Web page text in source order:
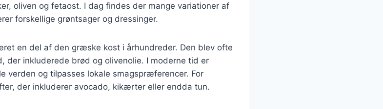
oliven og fetaost. I dag findes der mange variationer af
forskellige grøntsager og dressinger.
en del af den græske kost i århundreder. Den blev ofte
der inkluderede brød og olivenolie. I moderne tid er
verden og tilpasses lokale smagspræferencer. For
der inkluderer avocado, kikærter eller endda tun.